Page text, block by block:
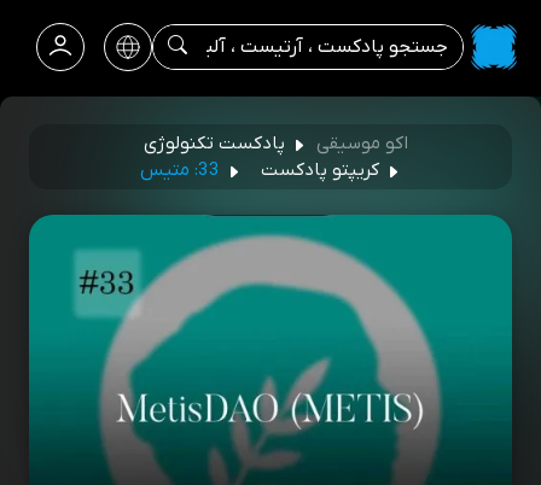
اکو موسیقی
پادکست تکنولوژی
کریپتو پادکست
33: متیس